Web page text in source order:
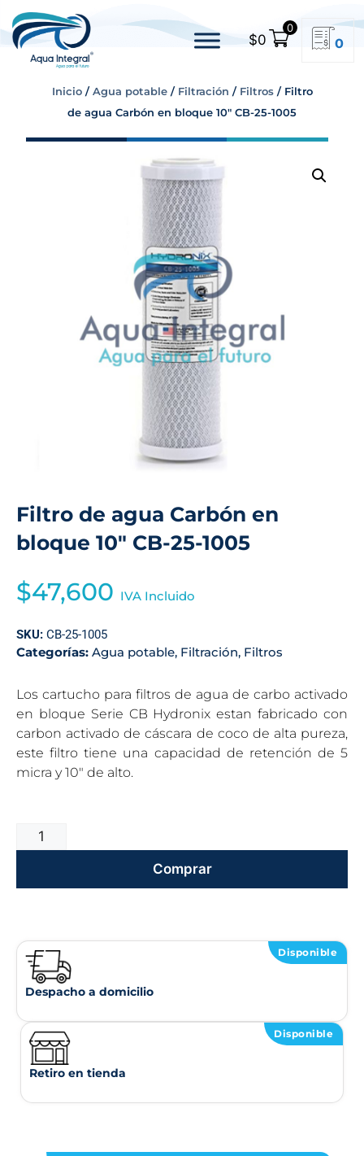
$0
0
0
Inicio/Agua potable/ Filtración / Filtros/ Filtro
de agua Carbón en bloque 10″ CB-25-1005
Filtro de agua Carbón en
bloque 10″ CB-25-1005
$47,600 IVA Incluido
SKU: CB-25-1005
Categorías: Agua potable, Filtración, Filtros
Los cartucho para filtros de agua de carbo activado
en bloque Serie CB Hydronix estan fabricado con
carbon activado de cáscara de coco de alta pureza,
este filtro tiene una capacidad de retención de 5
micra y 10″ de alto.
Comprar
Disponible
Despacho a domicilio
Disponible
Retiro en tienda